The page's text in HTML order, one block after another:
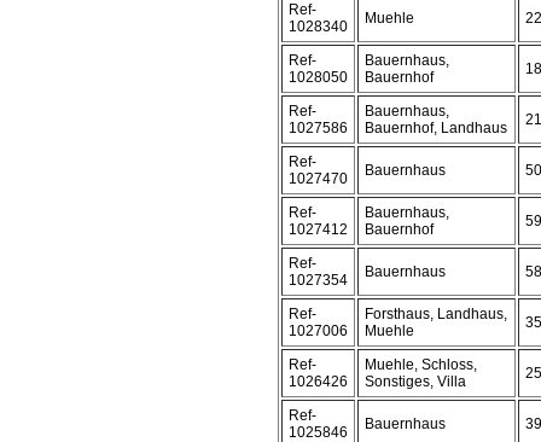
Ref-
1028340
Muehle
Ref-
1028050
Bauernhaus,
Bauernhof
Ref-
1027586
Bauernhaus,
Bauernhof, Landhaus
Ref-
1027470
Bauernhaus
Ref-
1027412
Bauernhaus,
Bauernhof
Ref-
1027354
Bauernhaus
Ref-
1027006
Forsthaus, Landhaus,
Muehle
Ref-
1026426
Muehle, Schloss,
Sonstiges, Villa
Ref-
1025846
Bauernhaus